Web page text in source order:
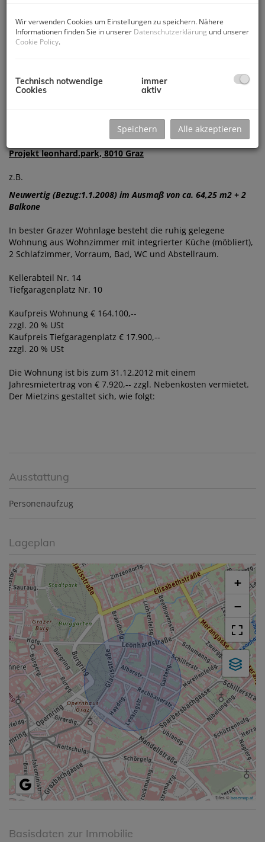
Projekt leonhard.park, 8010 Graz
z.B.
Neuwertig (Bezug:1.1.2008) im Ausmaß von ca. 64,25 m2 + 2
Balkone
In bester Grazer Wohnlage besteht die ruhig gelegene
Wohnung aus Wohnzimmer mit integrierter Küche (möbliert),
2 Schlafzimmer, Vorraum, Bad, WC und Abstellraum.
Kellerabteil Nr. 14
Tiefgaragenplatz Nr. 10
Kaufpreis Wohnung € 164.100,--
zzgl. 20 % USt
Kaufpreis Tiefgaragenplatz € 17.900,--
zzgl. 20 % USt
Die Wohnung ist bis zum 31.12.2012 mit einem
Jahresmietertrag von € 7.920,-- zzgl. Nebenkosten vermietet.
Der Mietzins gestaltet sich, wie folgt:
Ausstattung
Personenaufzug
Lageplan
+
−
Tiles ©basemap.at
Basisdaten zur Immobilie
Wir verwenden Cookies um Einstellungen zu speichern. Nähere
Informationen finden Sie in unserer Datenschutzerklärung und unserer
Cookie Policy.
Technisch notwendige
Cookies
immer
aktiv
Speichern Alle akzeptieren